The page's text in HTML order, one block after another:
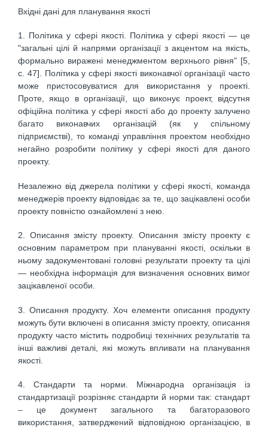
Вхідні дані для планування якості
1. Політика у сфері якості. Політика у сфері якості — це
"загальні цілі й напрями організації з акцентом на якість,
формально виражені менеджментом верхнього рівня" [5,
с. 47]. Політика у сфері якості виконавчої організації часто
може пристосовуватися для використання у проекті.
Проте, якщо в організації, що виконує проект, відсутня
офіційна політика у сфері якості або до проекту залучено
багато виконавчих організацій (як у спільному
підприємстві), то команді управління проектом необхідно
негайно розробити політику у сфері якості для даного
проекту.
Незалежно від джерела політики у сфері якості, команда
менеджерів проекту відповідає за те, що зацікавлені особи
проекту повністю ознайомлені з нею.
2. Описання змісту проекту. Описання змісту проекту є
основним параметром при плануванні якості, оскільки в
ньому задокументовані головні результати проекту та цілі
— необхідна інформація для визначення основних вимог
зацікавленої особи.
3. Описання продукту. Хоч елементи описання продукту
можуть бути включені в описання змісту проекту, описання
продукту часто містить подробиці технічних результатів та
інші важливі деталі, які можуть впливати на планування
якості.
4. Стандарти та норми. Міжнародна організація із
стандартизації розрізняє стандарти й норми так: стандарт
– це документ загального та багаторазового
використання, затверджений відповідною організацією, в